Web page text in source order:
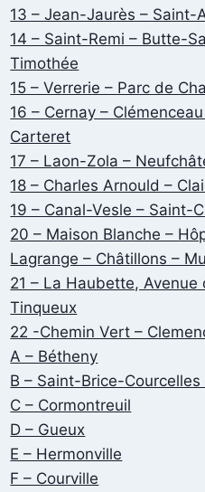
13 – Jean-Jaurès – Saint-
14 – Saint-Remi – Butte-
Timothée
15 – Verrerie – Parc de
16 – Cernay –
Carteret
17 – Laon-Zola –
18 – Charles Arnould –
19 – Canal-Vesle – Saint-
20 – Maison Blanche –
Lagrange – Châtillons –
21 – La Haubette, Avenue
Tinqueux
22 -Chemin Vert –
A – Bétheny
B – Saint-Brice-Courcelles
C – Cormontreuil
D – Gueux
E – Hermonville
F – Courville